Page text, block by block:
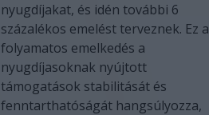
nyugdíjakat, és idén további 6
százalékos emelést terveznek. Ez a
folyamatos emelkedés a
nyugdíjasoknak nyújtott
támogatások stabilitását és
fenntarthatóságát hangsúlyozza,